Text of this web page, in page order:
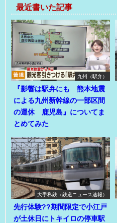
最近書いた記事
九州（駅弁）
『影響は駅弁にも 熊本地震
による九州新幹線の一部区間
の運休 鹿児島』についてま
とめてみた
大手私鉄（鉄道ニュース速報）
先行体験??期間限定で小江戸
が土休日にトキイロの停車駅